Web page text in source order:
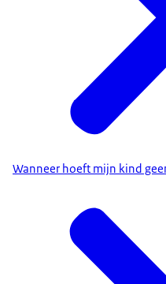
Wanneer hoeft mijn kind